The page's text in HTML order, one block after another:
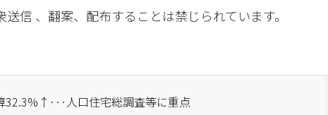
信 、翻案、配布することは禁じられています。
32.3%↑···人口住宅総調査等に重点